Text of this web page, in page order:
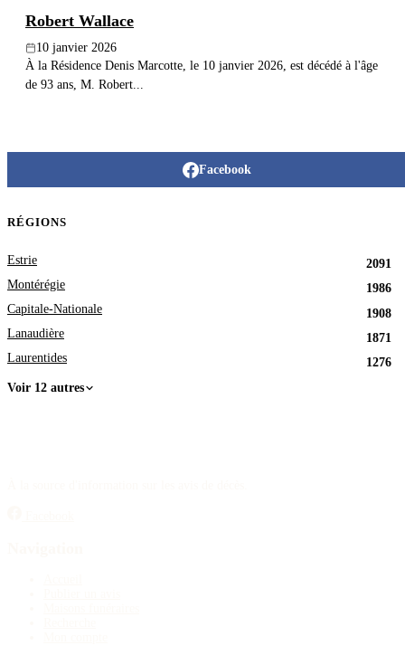
Robert Wallace
10 janvier 2026
À la Résidence Denis Marcotte, le 10 janvier 2026, est décédé à l'âge
de 93 ans, M. Robert...
Facebook
RÉGIONS
Estrie
2091
Montérégie
1986
Capitale-Nationale
1908
Lanaudière
1871
Laurentides
1276
Voir 12 autres